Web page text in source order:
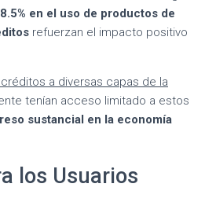
en el uso de productos de
refuerzan el impacto positivo
a diversas capas de la
tenían acceso limitado a estos
sustancial en la economía
los Usuarios